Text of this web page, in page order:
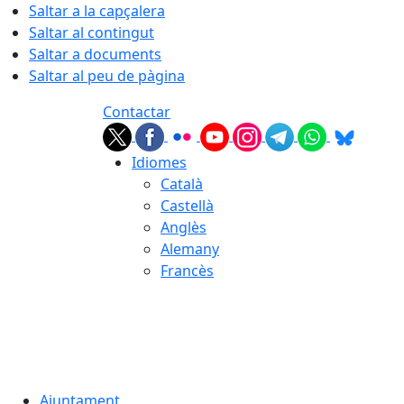
Saltar a la capçalera
Saltar al contingut
Saltar a documents
Saltar al peu de pàgina
Contactar
Idiomes
Català
Castellà
Anglès
Alemany
Francès